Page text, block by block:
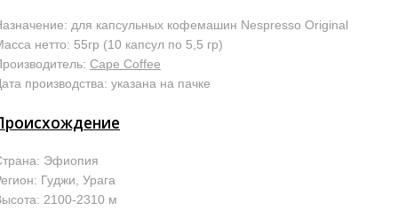
для капсульных кофемашин Nespresso Original
нетто: 55гр (10 капсул по 5,5 гр)
Cape Coffee
производства: указана на пачке
Эфиопия
Гуджи, Урага
2100-2310 м